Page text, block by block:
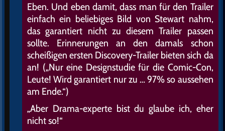
Eben. Und eben damit, dass man für den Trailer
einfach ein beliebiges Bild von Stewart nahm,
das garantiert nicht zu diesem Trailer passen
sollte. Erinnerungen an den damals schon
scheißigen ersten Discovery-Trailer bieten sich da
an! („Nur eine Designstudie für die Comic-Con,
Leute! Wird garantiert nur zu … 97% so aussehen
am Ende.“)
„Aber Drama-experte bist du glaube ich, eher
nicht so!“